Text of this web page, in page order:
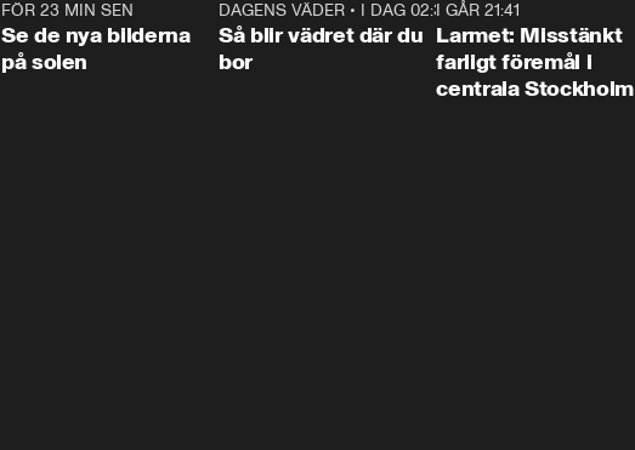
FÖR 23 MIN SEN
Se de nya bilderna
på solen
1:06
DAGENS VÄDER • I DAG 02:30
Så blir vädret där du
bor
I GÅR 21:41
Larmet: Misstänkt
farligt föremål i
centrala Stockholm